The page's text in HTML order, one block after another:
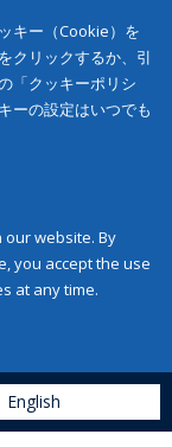
キー（Cookie）を
クリックするか、引
「クッキーポリシ
ーの設定はいつでも
website. By
you accept the use
at any time.
English